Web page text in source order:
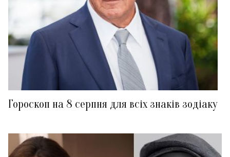
Гороскоп на 8 серпня для всіх знаків зодіаку